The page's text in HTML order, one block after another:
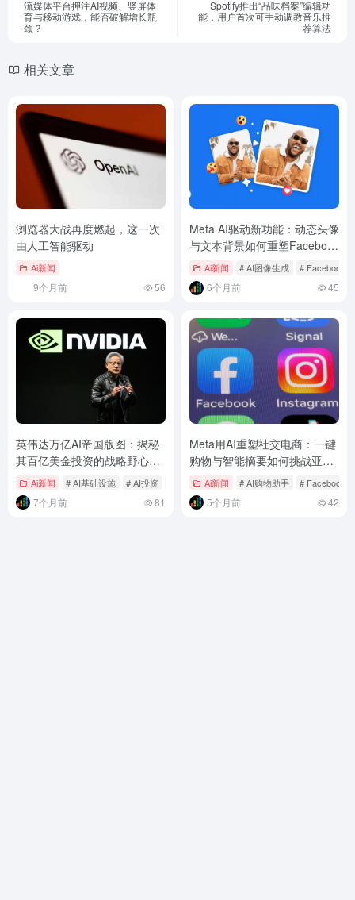
流媒体平台押注AI视频、竖屏体
育与移动游戏，能否破解增长瓶
颈？
Spotify推出“品味档案”编辑功
能，用户首次可手动调教音乐推
荐算法
相关文章
浏览器大战再度燃起，这一次
由人工智能驱动
Ai新闻
9个月前 56
Meta AI驱动新功能：动态头像
与文本背景如何重塑Facebook
年轻化战略？
Ai新闻 # AI图像生成 # Facebook
6个月前 45
英伟达万亿AI帝国版图：揭秘
其百亿美金投资的战略野心与
行业影响
Ai新闻 # AI基础设施 # AI投资 # GPU
7个月前 81
Meta用AI重塑社交电商：一键
购物与智能摘要如何挑战亚马
逊？Ai新闻 # AI购物助手 # Facebook
5个月前 42